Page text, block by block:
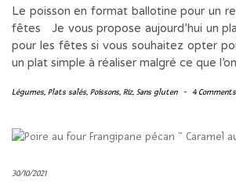
Le poisson en format ballotine pour un
fêtes Je vous propose aujourd’hui un
pour les fêtes si vous souhaitez opter
un plat simple à réaliser malgré ce que
Légumes, Plats salés, Poissons, Riz, Sans gluten - 4 Comments
30/10/2021